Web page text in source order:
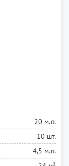
20 м.п.
10 шт.
4,5 м.п.